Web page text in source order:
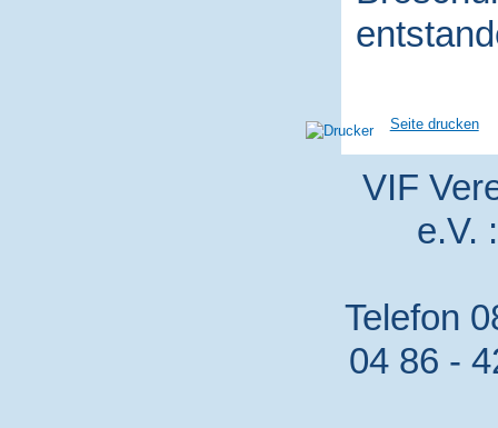
Seite drucken
VIF
e.V.
Telefon
04 86 -